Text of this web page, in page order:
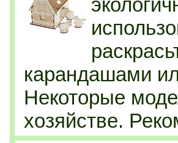
карандашами
Некоторые
хозяйстве.